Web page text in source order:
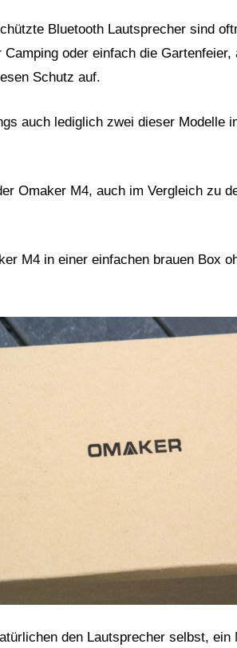
Bluetooth Lautsprecher sind
oder einfach die
Schutz auf.
auch lediglich zwei dieser Modelle
Omaker M4, auch im Vergleich zu
M4 in einer einfachen brauen Box
den Lautsprecher selbst, ein